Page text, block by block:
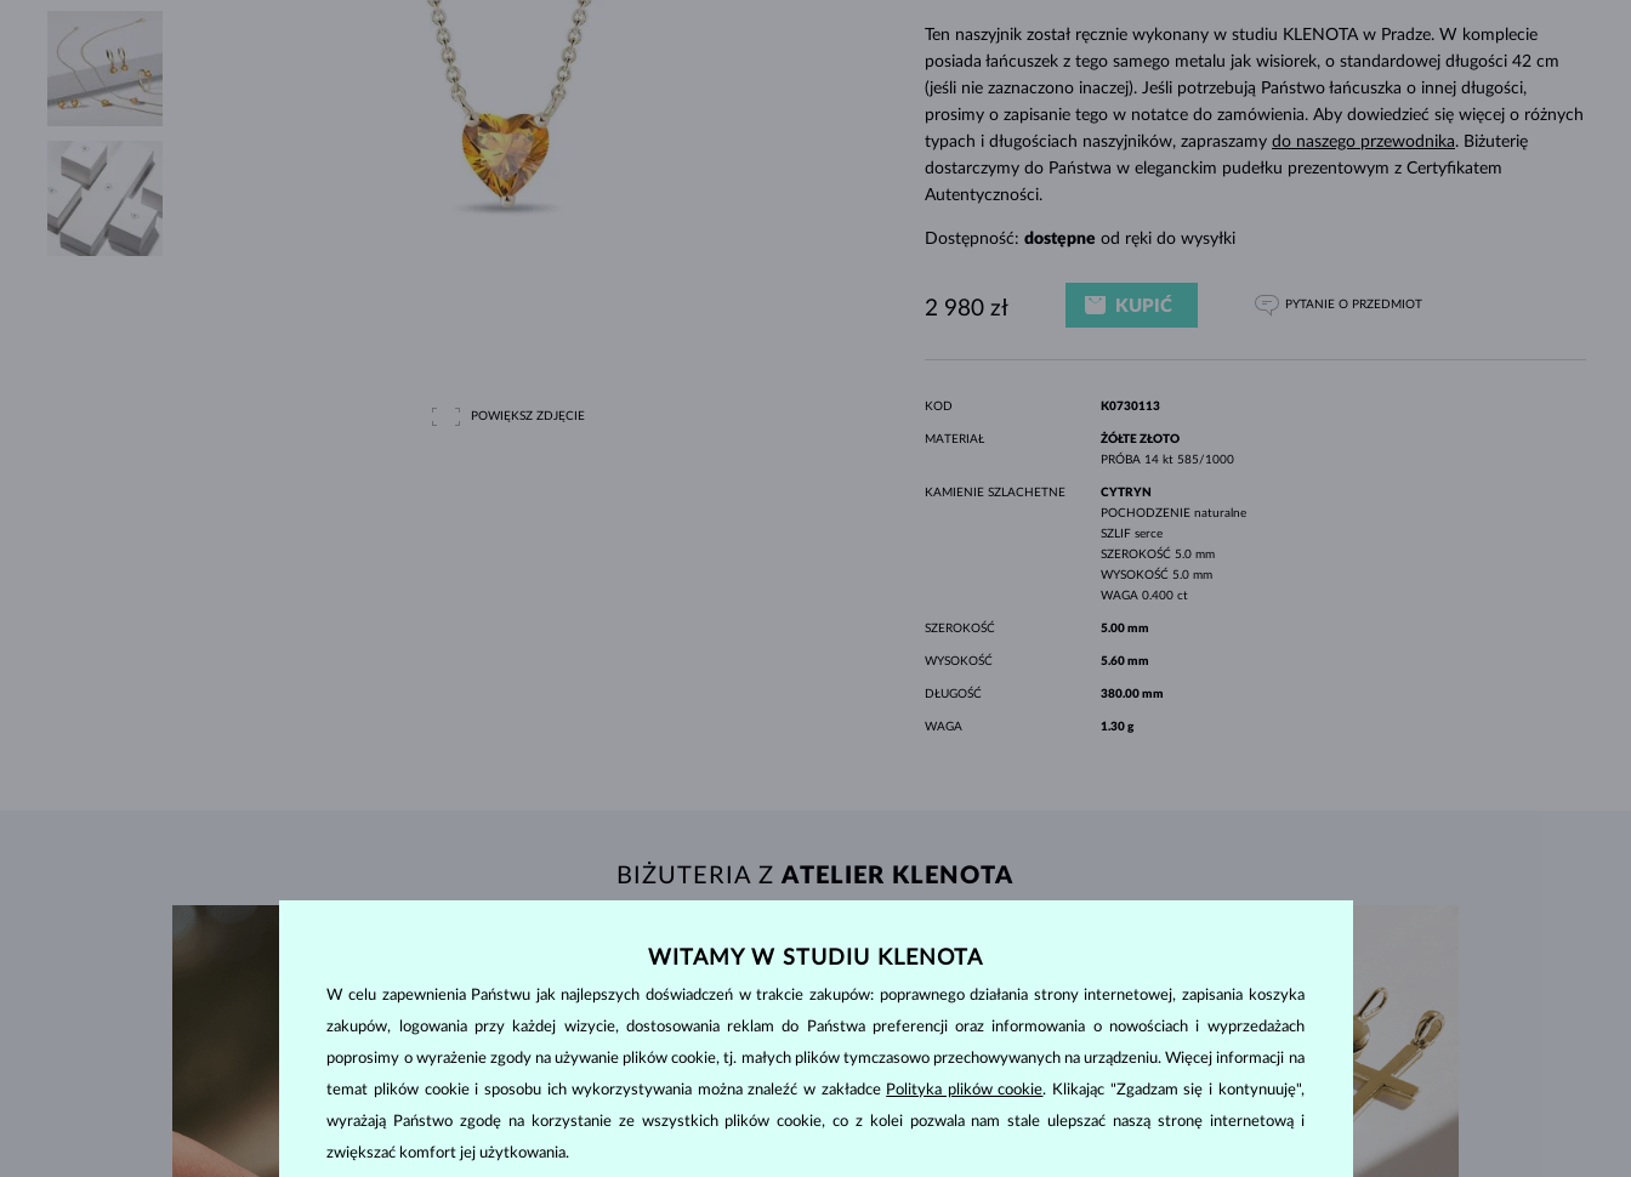
STYL HALO
MINIMALISTYCZNE ZESTAWY
ORYGINALNE ZESTAWY
AMETYSTY
SPRAWDŹ
POJEDYNCZE
ŻÓŁTE ZŁOTO
RÓŻOWE ZŁOTO
KAMIENIE SZLACHETNE
MAGNETYCZNE NASZYJNIKI
PERŁY SŁODKOWODNE
CZARNE DIAMENTY
OPRAWA BEZEL
RÓŻOWE ZŁOTO
GRAWEROWANA
LETNÍ VRSTVENÍ
DLA MAMY
POWIĘKSZ ZDJĘCIE
Ten naszyjnik został ręcznie wykonany w studiu KLENOTA w Pradze. W komplecie
posiada łańcuszek z tego samego metalu jak wisiorek, o standardowej długości 42 cm
(jeśli nie zaznaczono inaczej). Jeśli potrzebują Państwo łańcuszka o innej długości,
prosimy o zapisanie tego w notatce do zamówienia. Aby dowiedzieć się więcej o różnych
typach i długościach naszyjników, zapraszamy do naszego przewodnika. Biżuterię
dostarczymy do Państwa w eleganckim pudełku prezentowym z Certyfikatem
Autentyczności.
Dostępność: dostępne od ręki do wysyłki
2 980 zł KUPIĆ PYTANIE O PRZEDMIOT
KOD K0730113
MATERIAŁ
ŻÓŁTE ZŁOTO
PRÓBA 14 kt 585/1000
KAMIENIE SZLACHETNE
CYTRYN
POCHODZENIE naturalne
SZLIF serce
SZEROKOŚĆ 5.0 mm
WYSOKOŚĆ 5.0 mm
WAGA 0.400 ct
SZEROKOŚĆ 5.00 mm
WYSOKOŚĆ 5.60 mm
DŁUGOŚĆ 380.00 mm
WAGA 1.30 g
BIŻUTERIA ZATELIER KLENOTA
WITAMY W STUDIU KLENOTA
W celu zapewnienia Państwu jak najlepszych doświadczeń w trakcie zakupów: poprawnego działania strony internetowej, zapisania koszyka
zakupów, logowania przy każdej wizycie, dostosowania reklam do Państwa preferencji oraz informowania o nowościach i wyprzedażach
poprosimy o wyrażenie zgody na używanie plików cookie, tj. małych plików tymczasowo przechowywanych na urządzeniu. Więcej informacji na
temat plików cookie i sposobu ich wykorzystywania można znaleźć w zakładce Polityka plików cookie. Klikając "Zgadzam się i kontynuuję",
wyrażają Państwo zgodę na korzystanie ze wszystkich plików cookie, co z kolei pozwala nam stale ulepszać naszą stronę internetową i
zwiększać komfort jej użytkowania.